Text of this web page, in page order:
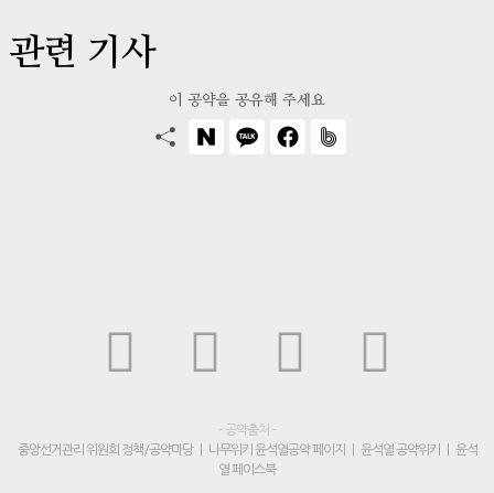
관련 기사
이 공약을 공유해 주세요
– 공약출처 –
중앙선거관리 위원회 정책/공약마당
나무위키 윤석열공약 페이지 윤석열 공약위키
윤석
열 페이스북